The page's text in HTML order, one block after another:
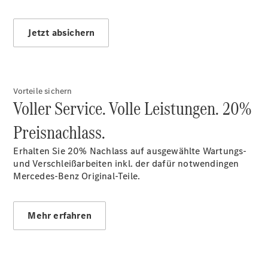
Ausbildung
Zu den
#zukunftmitstern
Jetzt absichern
Vorteile sichern
Voller Service. Volle Leistungen. 20%
Preisnachlass.
Erhalten Sie 20% Nachlass auf ausgewählte Wartungs-
und Verschleißarbeiten inkl. der dafür notwendingen
Mercedes-Benz Original-Teile.
Mehr erfahren